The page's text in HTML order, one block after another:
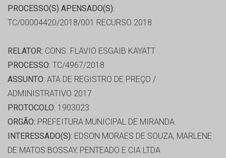
PROCESSO(S) APENSADO(S):
TC/00004420/2018/001 RECURSO 2018
RELATOR: CONS. FLAVIO ESGAIB KAYATT
PROCESSO: TC/4967/2018
ASSUNTO: ATA DE REGISTRO DE PREÇO /
ADMINISTRATIVO 2017
PROTOCOLO: 1903023
ORGÃO: PREFEITURA MUNICIPAL DE MIRANDA
INTERESSADO(S): EDSON MORAES DE SOUZA, MARLENE
DE MATOS BOSSAY, PENTEADO E CIA LTDA